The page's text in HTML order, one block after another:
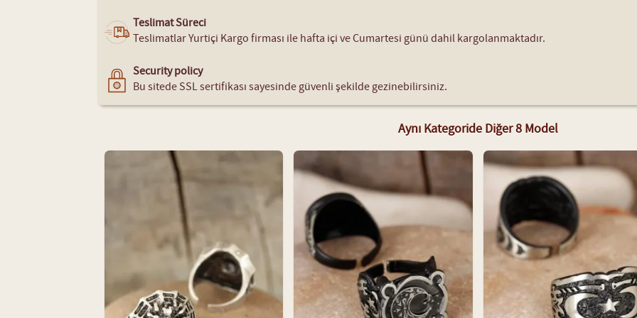
Teslimat Süreci
Teslimatlar Yurtiçi Kargo firması ile hafta içi ve Cumartesi günü dahil kargolanmaktadır.
Security policy
Bu sitede SSL sertifikası sayesinde güvenli şekilde gezinebilirsiniz.
Aynı Kategoride Diğer 8 Model